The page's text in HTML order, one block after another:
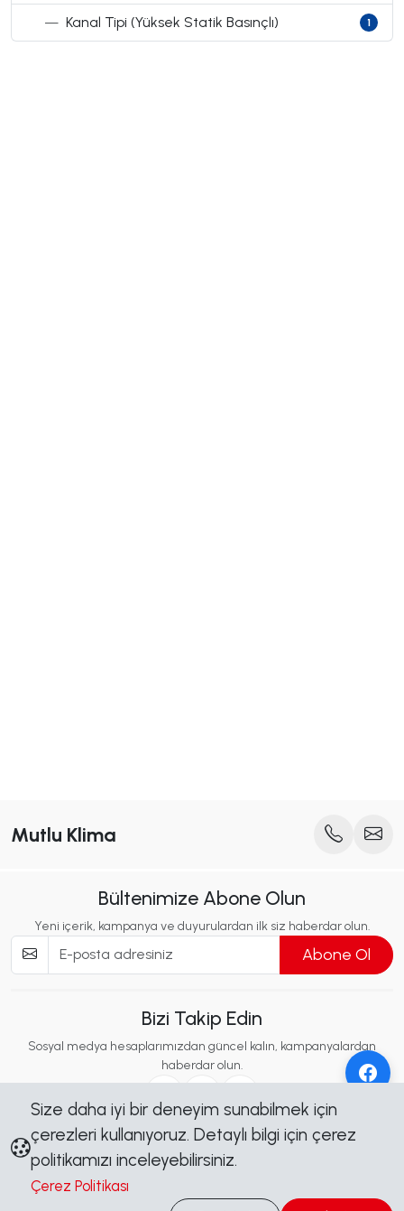
— Kanal Tipi (Yüksek Statik Basınçlı) 1
Mutlu Klima
Bültenimize Abone Olun
Yeni içerik, kampanya ve duyurulardan ilk siz haberdar olun.
Abone Ol
Bizi Takip Edin
Sosyal medya hesaplarımızdan güncel kalın, kampanyalardan
haberdar olun.
Kurumsal
Size daha iyi bir deneyim sunabilmek için
çerezleri kullanıyoruz. Detaylı bilgi için çerez
politikamızı inceleyebilirsiniz.
Çerez Politikası